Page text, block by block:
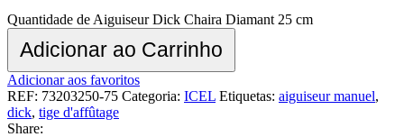
Quantidade de Aiguiseur Dick Chaira Diamant 25 cm
Adicionar ao Carrinho
Adicionar aos favoritos
REF: 73203250-75 Categoria: ICEL Etiquetas: aiguiseur manuel,
dick, tige d'affûtage
Share: